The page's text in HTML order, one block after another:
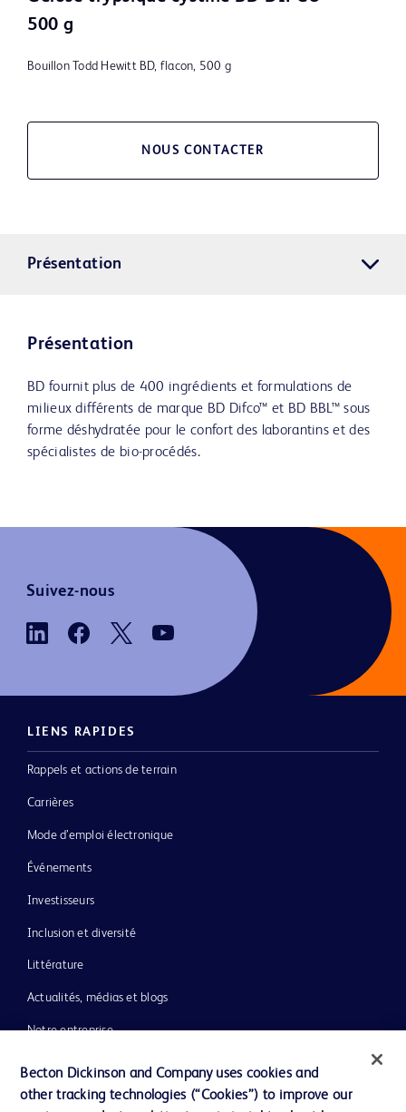
500 g
Bouillon Todd Hewitt BD, flacon, 500 g
NOUS CONTACTER
Présentation
Présentation
BD fournit plus de 400 ingrédients et formulations de
milieux différents de marque BD Difco™ et BD BBL™ sous
forme déshydratée pour le confort des laborantins et des
spécialistes de bio-procédés.
Suivez-nous
LIENS RAPIDES
Rappels et actions de terrain
Carrières
Mode d’emploi électronique
Événements
Investisseurs
Inclusion et diversité
Littérature
Actualités, médias et blogs
Notre entreprise
Assistance
Becton Dickinson and Company uses cookies and
other tracking technologies (“Cookies”) to improve our